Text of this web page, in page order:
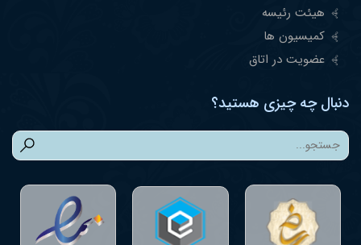
هیئت رئیسه
کمیسیون ها
عضویت در اتاق
دنبال چه چیزی هستید؟